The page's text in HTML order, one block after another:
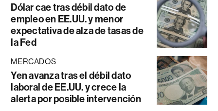
Dólar cae tras débil dato de
empleo en EE.UU. y menor
expectativa de alza de tasas de
la Fed
MERCADOS
Yen avanza tras el débil dato
laboral de EE.UU. y crece la
alerta por posible intervención